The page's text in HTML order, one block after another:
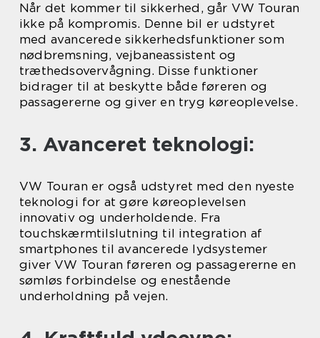
Når det kommer til sikkerhed, går VW Touran
ikke på kompromis. Denne bil er udstyret
med avancerede sikkerhedsfunktioner som
nødbremsning, vejbaneassistent og
træthedsovervågning. Disse funktioner
bidrager til at beskytte både føreren og
passagererne og giver en tryg køreoplevelse.
3. Avanceret teknologi:
VW Touran er også udstyret med den nyeste
teknologi for at gøre køreoplevelsen
innovativ og underholdende. Fra
touchskærmtilslutning til integration af
smartphones til avancerede lydsystemer
giver VW Touran føreren og passagererne en
sømløs forbindelse og enestående
underholdning på vejen.